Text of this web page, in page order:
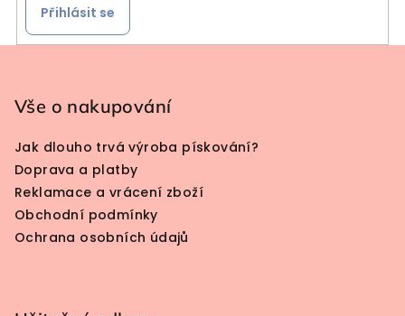
Přihlásit se
Vše o nakupování
Jak dlouho trvá výroba pískování?
Doprava a platby
Reklamace a vrácení zboží
Obchodní podmínky
Ochrana osobních údajů